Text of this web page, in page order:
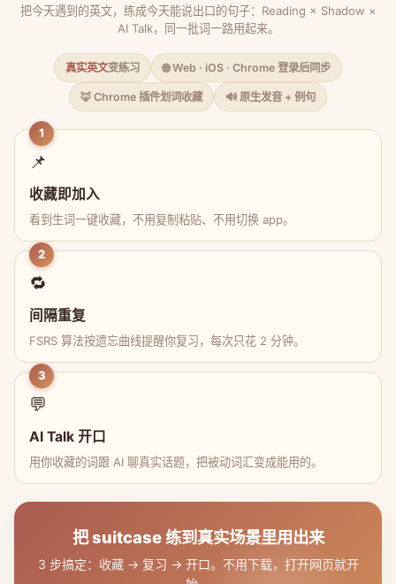
把今天遇到的英文，练成今天能说出口的句子：Reading × Shadow ×
AI Talk，同一批词一路用起来。
真实英文变练习 🌐 Web · iOS · Chrome 登录后同步
🦊 Chrome 插件划词收藏 🔊 原生发音 + 例句
1
📌
收藏即加入
看到生词一键收藏，不用复制粘贴、不用切换 app。
2
🔁
间隔重复
FSRS 算法按遗忘曲线提醒你复习，每次只花 2 分钟。
3
💬
AI Talk 开口
用你收藏的词跟 AI 聊真实话题，把被动词汇变成能用的。
把 suitcase 练到真实场景里用出来
3 步搞定：收藏 → 复习 → 开口。不用下载，打开网页就开